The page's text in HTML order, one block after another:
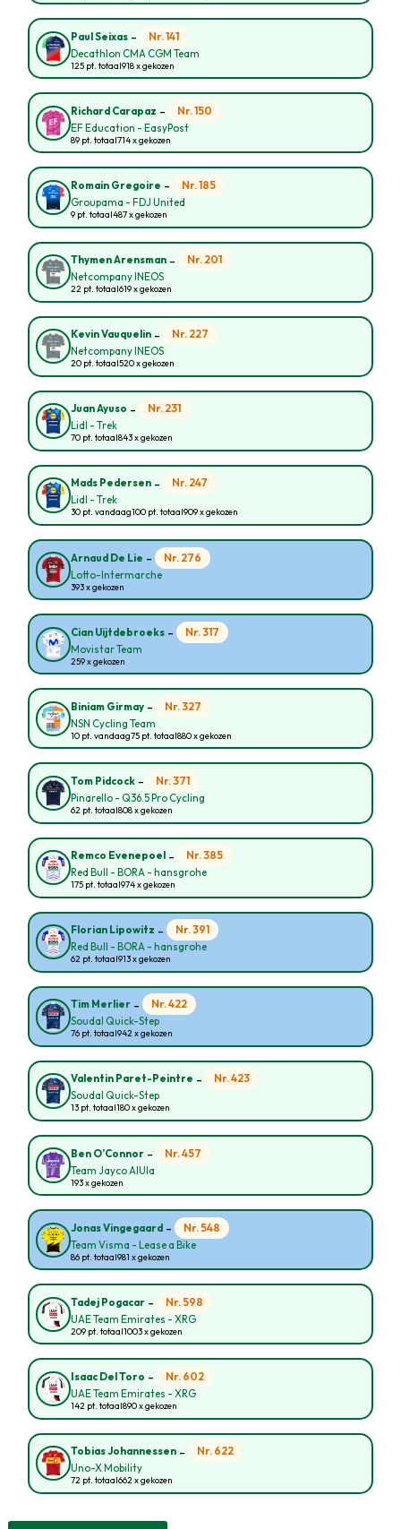
Paul Seixas - Nr. 141
Decathlon CMA CGM Team
125 pt. totaal918 x gekozen
Richard Carapaz - Nr. 150
EF Education - EasyPost
89 pt. totaal714 x gekozen
Romain Gregoire - Nr. 185
Groupama - FDJ United
9 pt. totaal487 x gekozen
Thymen Arensman - Nr. 201
Netcompany INEOS
22 pt. totaal619 x gekozen
Kevin Vauquelin - Nr. 227
Netcompany INEOS
20 pt. totaal520 x gekozen
Juan Ayuso - Nr. 231
Lidl - Trek
70 pt. totaal843 x gekozen
Mads Pedersen - Nr. 247
Lidl - Trek
30 pt. vandaag100 pt. totaal909 x gekozen
Arnaud De Lie - Nr. 276
Lotto-Intermarche
393 x gekozen
Cian Uijtdebroeks - Nr. 317
Movistar Team
259 x gekozen
Biniam Girmay - Nr. 327
NSN Cycling Team
10 pt. vandaag75 pt. totaal880 x gekozen
Tom Pidcock - Nr. 371
Pinarello - Q36.5 Pro Cycling
62 pt. totaal808 x gekozen
Remco Evenepoel - Nr. 385
Red Bull - BORA - hansgrohe
175 pt. totaal974 x gekozen
Florian Lipowitz - Nr. 391
Red Bull - BORA - hansgrohe
62 pt. totaal913 x gekozen
Tim Merlier - Nr. 422
Soudal Quick-Step
76 pt. totaal942 x gekozen
Valentin Paret-Peintre - Nr. 423
Soudal Quick-Step
13 pt. totaal180 x gekozen
Ben O’Connor - Nr. 457
Team Jayco AlUla
193 x gekozen
Jonas Vingegaard - Nr. 548
Team Visma - Lease a Bike
86 pt. totaal981 x gekozen
Tadej Pogacar - Nr. 598
UAE Team Emirates - XRG
209 pt. totaal1003 x gekozen
Isaac Del Toro - Nr. 602
UAE Team Emirates - XRG
142 pt. totaal890 x gekozen
Tobias Johannessen - Nr. 622
Uno-X Mobility
72 pt. totaal662 x gekozen